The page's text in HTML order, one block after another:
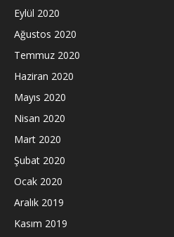
Eylül 2020
Ağustos 2020
Temmuz 2020
Haziran 2020
Mayıs 2020
Nisan 2020
Mart 2020
Şubat 2020
Ocak 2020
Aralık 2019
Kasım 2019